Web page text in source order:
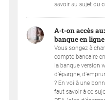
savoir au sujet du
A-t-on accès
banque en
Vous songez à
compte bancaire
la banque version
d’épargne,
? En voilà une
faut savoir à ce